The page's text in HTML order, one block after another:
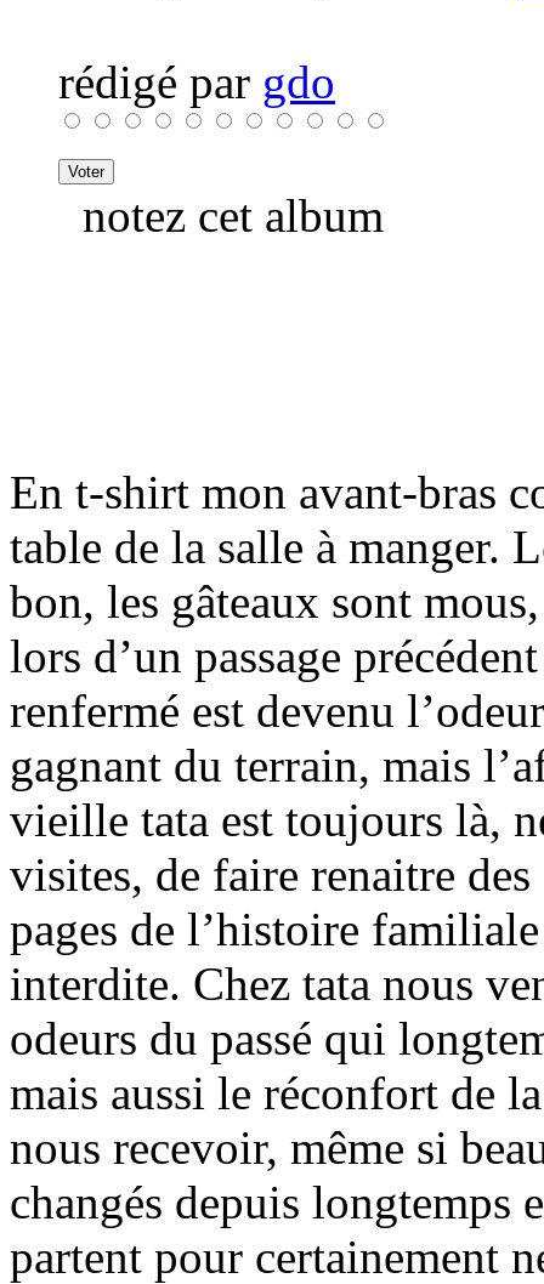
rédigé par gdo
notez cet album
En t-shirt mon avant-bras
table de la salle à manger.
bon, les gâteaux sont
lors d’un passage
renfermé est devenu
gagnant du terrain, mais
vieille tata est toujours là,
visites, de faire renaitre
pages de l’histoire
interdite. Chez tata nous
odeurs du passé qui
mais aussi le réconfort de
nous recevoir, même si
changés depuis longtemps
partent pour certainement